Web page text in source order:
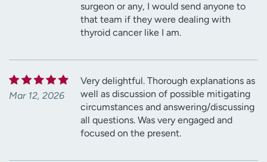
surgeon or any, I would send anyone to
that team if they were dealing with
thyroid cancer like I am.
Mar 12, 2026
Very delightful. Thorough explanations as
well as discussion of possible mitigating
circumstances and answering/discussing
all questions. Was very engaged and
focused on the present.